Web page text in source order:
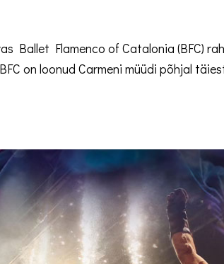
Ballet Flamenco of Catalonia (BFC)
on loonud Carmeni müüdi põhjal